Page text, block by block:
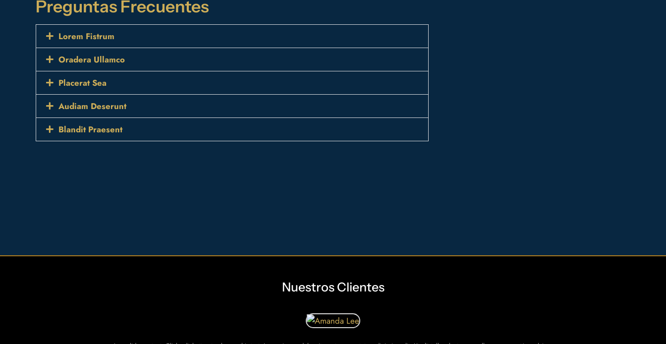
Preguntas Frecuentes
Lorem Fistrum
Oradera Ullamco
Placerat Sea
Audiam Deserunt
Blandit Praesent
Nuestros Clientes